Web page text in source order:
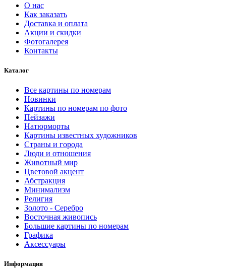
выбрать
на
О нас
Как заказать
Доставка и оплата
Акции и скидки
Фотогалерея
Контакты
Каталог
Все картины по номерам
Новинки
Картины по номерам по фото
Пейзажи
Натюрморты
Картины известных художников
Страны и города
Люди и отношения
Животный мир
Цветовой акцент
Абстракция
Минимализм
Религия
Золото - Серебро
Восточная живопись
Большие картины по номерам
Графика
Аксессуары
Информация